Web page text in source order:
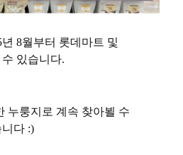
8월부터 롯데마트 및
있습니다.
누룽지로 계속 찾아뵐 수
다 :)